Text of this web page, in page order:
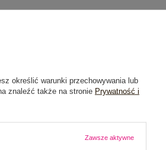
określić warunki przechowywania lub
znaleźć także na stronie Prywatność i
Zawsze aktywne